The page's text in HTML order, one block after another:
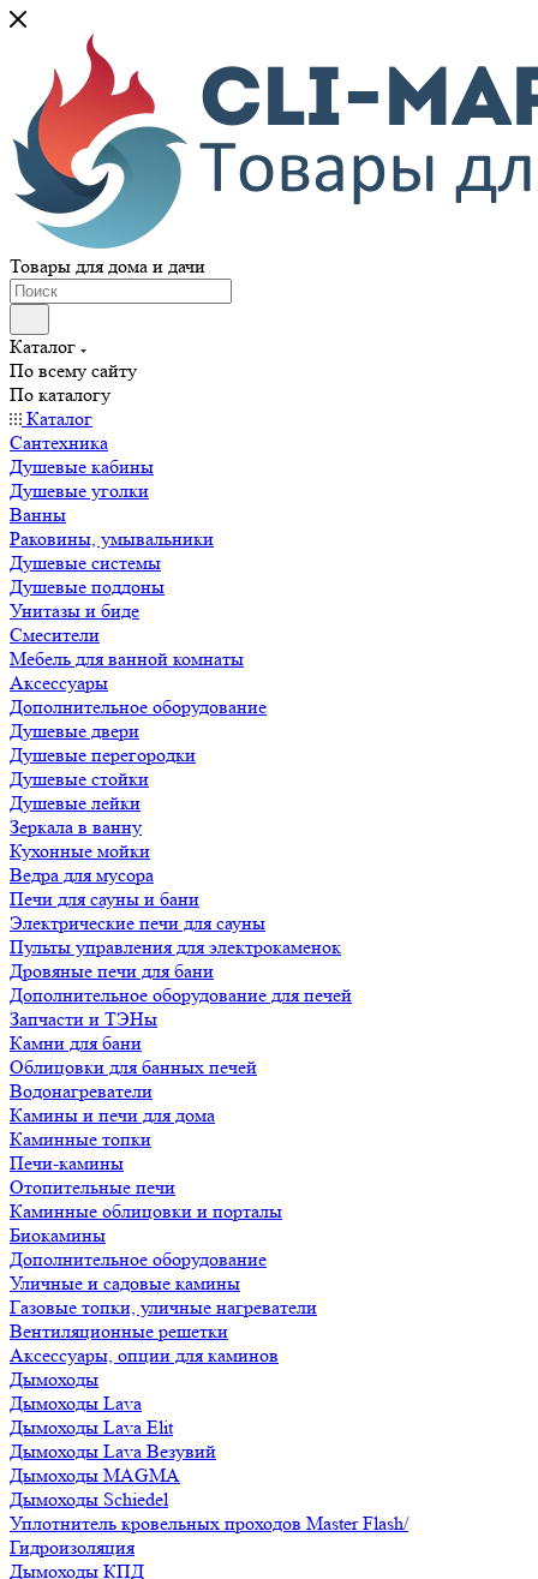
Товары для дома и дачи
Каталог
По всему сайту
По каталогу
Каталог
Сантехника
Душевые кабины
Душевые уголки
Ванны
Раковины, умывальники
Душевые системы
Душевые поддоны
Унитазы и биде
Смесители
Мебель для ванной комнаты
Аксессуары
Дополнительное оборудование
Душевые двери
Душевые перегородки
Душевые стойки
Душевые лейки
Зеркала в ванну
Кухонные мойки
Ведра для мусора
Печи для сауны и бани
Электрические печи для сауны
Пульты управления для электрокаменок
Дровяные печи для бани
Дополнительное оборудование для печей
Запчасти и ТЭНы
Камни для бани
Облицовки для банных печей
Водонагреватели
Камины и печи для дома
Каминные топки
Печи-камины
Отопительные печи
Каминные облицовки и порталы
Биокамины
Дополнительное оборудование
Уличные и садовые камины
Газовые топки, уличные нагреватели
Вентиляционные решетки
Аксессуары, опции для каминов
Дымоходы
Дымоходы Lava
Дымоходы Lava Elit
Дымоходы Lava Везувий
Дымоходы MAGMA
Дымоходы Schiedel
Уплотнитель кровельных проходов Master Flash/
Гидроизоляция
Дымоходы КПД